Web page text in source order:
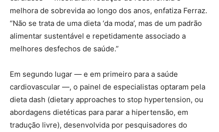
melhora de sobrevida ao longo dos anos, enfatiza Ferraz.
“Não se trata de uma dieta ‘da moda’, mas de um padrão
alimentar sustentável e repetidamente associado a
melhores desfechos de saúde.”
Em segundo lugar — e em primeiro para a saúde
cardiovascular —, o painel de especialistas optaram pela
dieta dash (dietary approaches to stop hypertension, ou
abordagens dietéticas para parar a hipertensão, em
tradução livre), desenvolvida por pesquisadores do